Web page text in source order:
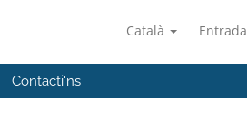
Català Entrada
Contacti'ns